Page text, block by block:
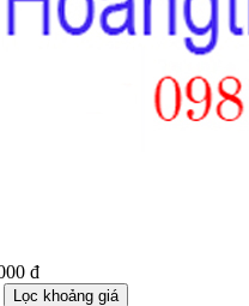
đ
Lọc khoảng giá